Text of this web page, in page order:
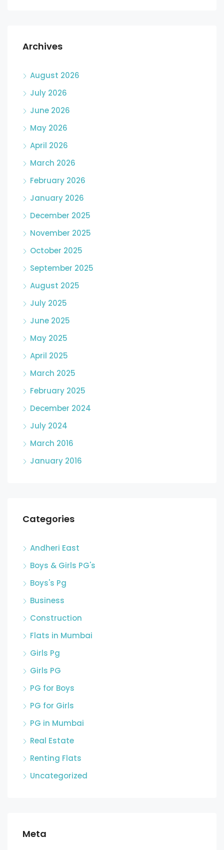
Archives
August 2026
July 2026
June 2026
May 2026
April 2026
March 2026
February 2026
January 2026
December 2025
November 2025
October 2025
September 2025
August 2025
July 2025
June 2025
May 2025
April 2025
March 2025
February 2025
December 2024
July 2024
March 2016
January 2016
Categories
Andheri East
Boys & Girls PG's
Boys's Pg
Business
Construction
Flats in Mumbai
Girls Pg
Girls PG
PG for Boys
PG for Girls
PG in Mumbai
Real Estate
Renting Flats
Uncategorized
Meta